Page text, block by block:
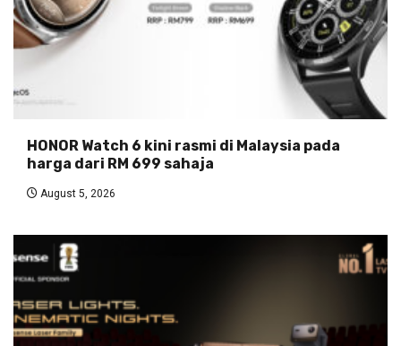
HONOR Watch 6 kini rasmi di Malaysia pada
harga dari RM 699 sahaja
August 5, 2026